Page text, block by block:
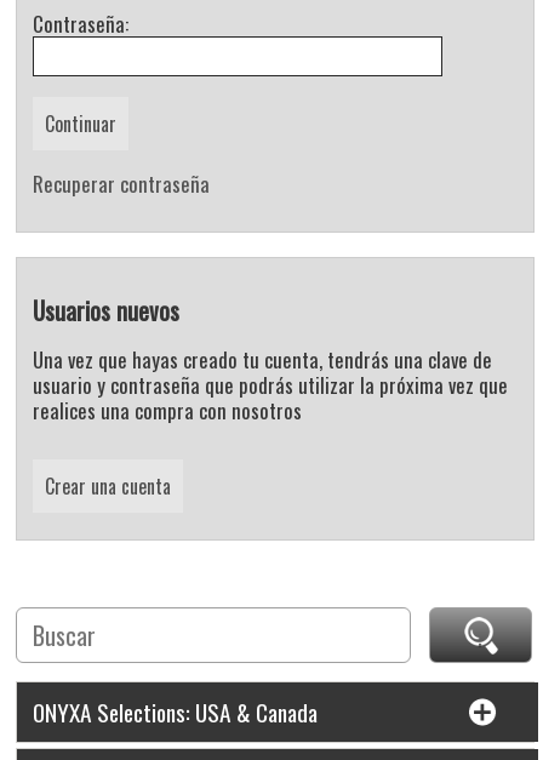
Contraseña:
Recuperar contraseña
Usuarios nuevos
Una vez que hayas creado tu cuenta, tendrás una clave de
usuario y contraseña que podrás utilizar la próxima vez que
realices una compra con nosotros
Crear una cuenta
ONYXA Selections: USA & Canada